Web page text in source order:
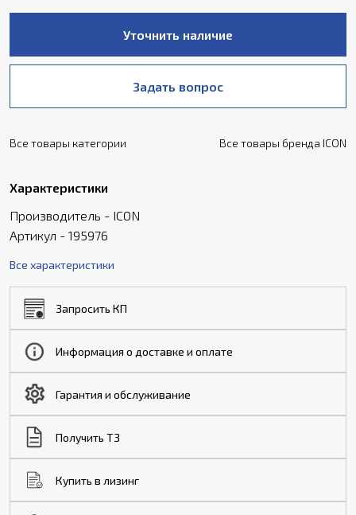
Уточнить наличие
Задать вопрос
Все товары категории Все товары бренда ICON
Характеристики
Производитель - ICON
Артикул - 195976
Все характеристики
Запросить КП
Информация о доставке и оплате
Гарантия и обслуживание
Получить ТЗ
Купить в лизинг